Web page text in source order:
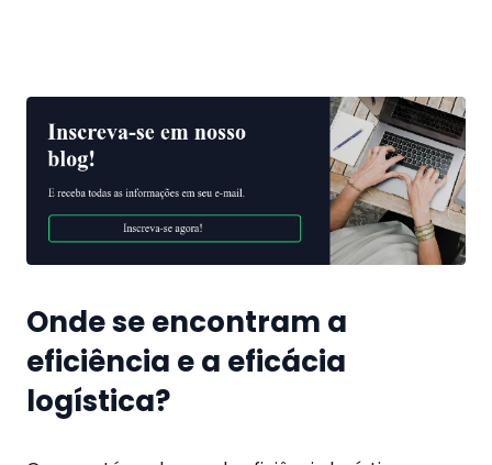
Onde se encontram a
eficiência e a eficácia
logística?